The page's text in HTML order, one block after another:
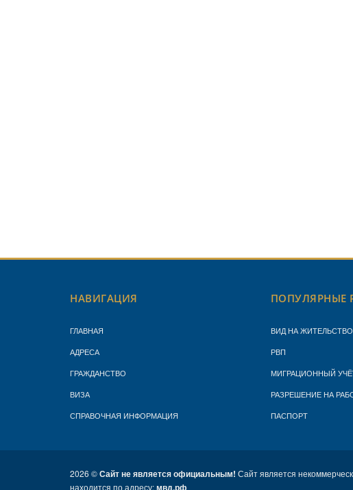
НАВИГАЦИЯ
ГЛАВНАЯ
АДРЕСА
ГРАЖДАНСТВО
ВИЗА
СПРАВОЧНАЯ ИНФОРМАЦИЯ
ПОПУЛЯРНЫЕ
ВИД НА ЖИТЕЛЬСТВО
РВП
МИГРАЦИОННЫЙ
РАЗРЕШЕНИЕ НА
ПАСПОРТ
2026 ©Сайт не является официальным! Сайт является
находится по адресу:мвд.рф